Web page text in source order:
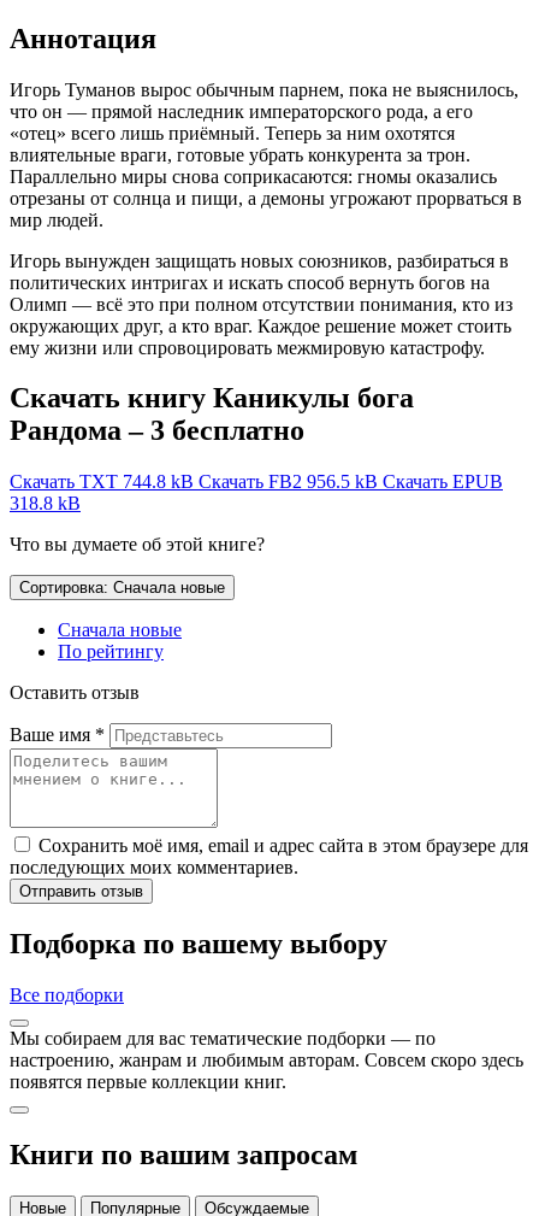
Аннотация
Игорь Туманов вырос обычным парнем, пока не выяснилось,
что он — прямой наследник императорского рода, а его
«отец» всего лишь приёмный. Теперь за ним охотятся
влиятельные враги, готовые убрать конкурента за трон.
Параллельно миры снова соприкасаются: гномы оказались
отрезаны от солнца и пищи, а демоны угрожают прорваться в
мир людей.
Игорь вынужден защищать новых союзников, разбираться в
политических интригах и искать способ вернуть богов на
Олимп — всё это при полном отсутствии понимания, кто из
окружающих друг, а кто враг. Каждое решение может стоить
ему жизни или спровоцировать межмировую катастрофу.
Скачать книгу Каникулы бога
Рандома – 3 бесплатно
Скачать TXT 744.8 kB Скачать FB2 956.5 kB Скачать EPUB
318.8 kB
Что вы думаете об этой книге?
Сортировка: Сначала новые
Сначала новые
По рейтингу
Оставить отзыв
Ваше имя *
Сохранить моё имя, email и адрес сайта в этом браузере для
последующих моих комментариев.
Отправить отзыв
Подборка по вашему выбору
Все подборки
Мы собираем для вас тематические подборки — по
настроению, жанрам и любимым авторам. Совсем скоро здесь
появятся первые коллекции книг.
Книги по вашим запросам
Новые Популярные Обсуждаемые